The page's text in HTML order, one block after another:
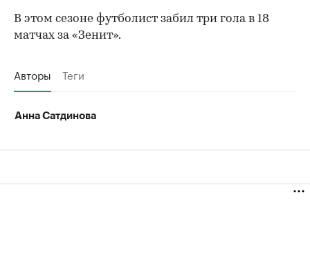
В этом сезоне футболист забил три гола в 18
матчах за «Зенит».
Авторы Теги
Анна Сатдинова